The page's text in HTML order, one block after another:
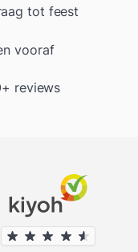
tot feest
vooraf
reviews